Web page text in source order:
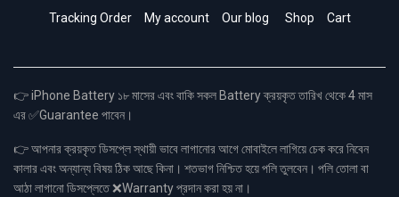
Tracking Order My account Our blog Shop Cart
👉 iPhone Battery ১৮ মাসের এবং বাকি সকল Battery ক্রয়কৃত তারিখ থেকে 4 মাস
এর ✅Guarantee পাবেন।
👉 আপনার ক্রয়কৃত ডিসপ্লে স্থায়ী ভাবে লাগানোর আগে মোবাইলে লাগিয়ে চেক করে নিবেন
কালার এবং অন্যান্য বিষয় ঠিক আছে কিনা। শতভাগ নিশ্চিত হয়ে পলি তুলবেন। পলি তোলা বা
আঠা লাগানো ডিসপ্লেতে ❌Warranty প্রদান করা হয় না।